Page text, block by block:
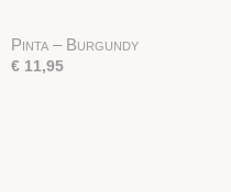
Pinta – Burgundy
€ 11,95